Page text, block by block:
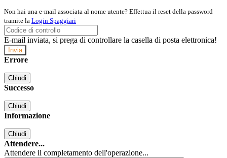
Non hai una e-mail associata al nome utente? Effettua il reset della password
tramite la Login Spaggiari
E-mail inviata, si prega di controllare la casella di posta elettronica!
Errore
Chiudi
Successo
Chiudi
Informazione
Chiudi
Attendere...
Attendere il completamento dell'operazione...